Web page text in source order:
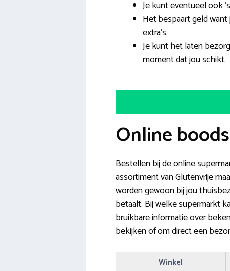
Je kunt eventueel ook
Het bespaart geld
extra’s.
Je kunt het laten
moment dat jou schikt.
Online
Bestellen bij de online
assortiment van Glutenvrije
worden gewoon bij jou
betaalt. Bij welke supermarkt
bruikbare informatie over
bekijken of om direct een
Winkel